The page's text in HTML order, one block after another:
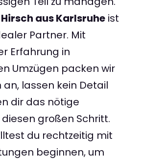
aus Karlsruhe ist
Partner. Mit
Erfahrung in
Umzügen packen wir
lassen kein Detail
dir das nötige
großen Schritt.
du rechtzeitig mit
beginnen, um